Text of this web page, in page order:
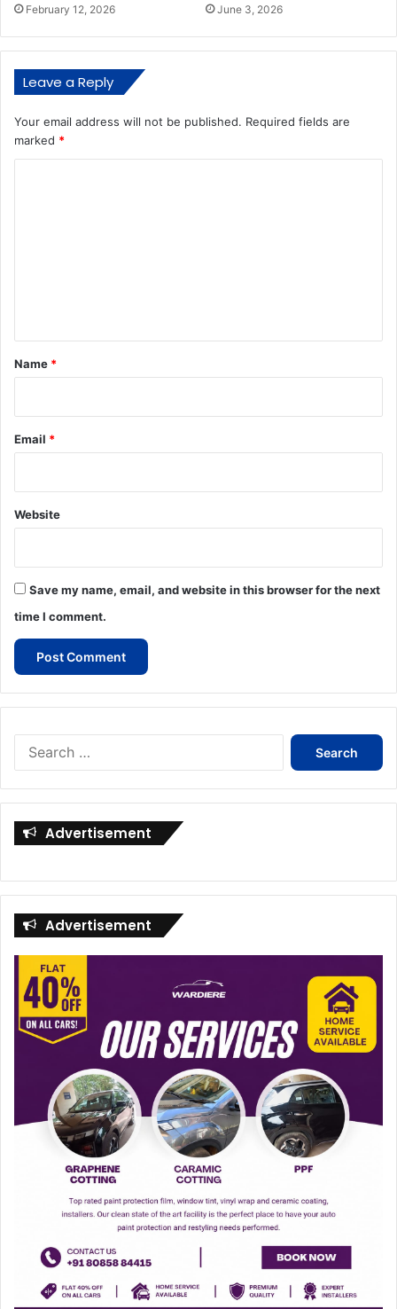
February 12, 2026 June 3, 2026
Leave a Reply
Your email address will not be published. Required fields are
marked *
*
Name *
Email *
Website
Save my name, email, and website in this browser for the next
time I comment.
Search
Advertisement
Advertisement